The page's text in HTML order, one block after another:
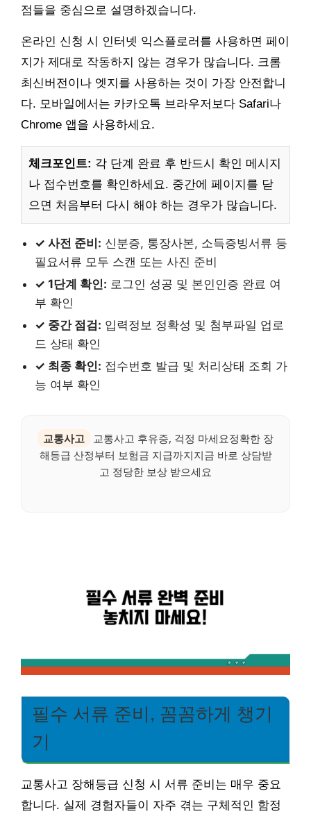
점들을 중심으로 설명하겠습니다.
온라인 신청 시 인터넷 익스플로러를 사용하면 페이
지가 제대로 작동하지 않는 경우가 많습니다. 크롬
최신버전이나 엣지를 사용하는 것이 가장 안전합니
다. 모바일에서는 카카오톡 브라우저보다 Safari나
Chrome 앱을 사용하세요.
체크포인트: 각 단계 완료 후 반드시 확인 메시지
나 접수번호를 확인하세요. 중간에 페이지를 닫
으면 처음부터 다시 해야 하는 경우가 많습니다.
✓ 사전 준비: 신분증, 통장사본, 소득증빙서류 등
필요서류 모두 스캔 또는 사진 준비
✓ 1단계 확인: 로그인 성공 및 본인인증 완료 여
부 확인
✓ 중간 점검: 입력정보 정확성 및 첨부파일 업로
드 상태 확인
✓ 최종 확인: 접수번호 발급 및 처리상태 조회 가
능 여부 확인
교통사고
교통사고 후유증, 걱정 마세요정확한 장
해등급 산정부터 보험금 지급까지지금 바로 상담받
고 정당한 보상 받으세요
필수 서류 준비, 꼼꼼하게 챙기
기
교통사고 장해등급 신청 시 서류 준비는 매우 중요
합니다. 실제 경험자들이 자주 겪는 구체적인 함정